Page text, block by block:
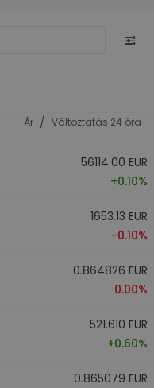
Ár / Változtatás 24 óra
56114.00 EUR
+0.10%
1653.13 EUR
-0.10%
0.864826 EUR
0.00%
521.610 EUR
+0.60%
0.865079 EUR